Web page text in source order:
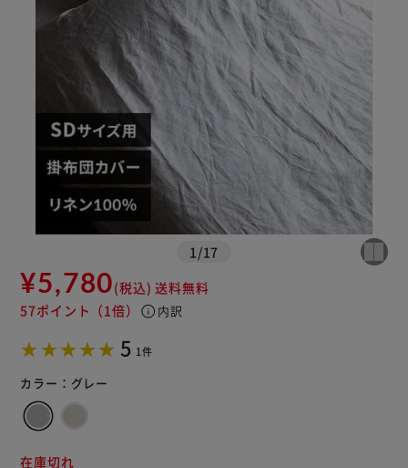
1 /17
¥5,780(税込) 送料無料
57ポイント （1倍） info 内訳
5 1件
カラー： グレー
在庫切れ
※ご確認ください
カートに入れる